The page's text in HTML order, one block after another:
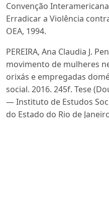
Convenção
Erradicar a Violência
OEA, 1994.
PEREIRA, Ana Claudia J.
movimento de mulheres
orixás e empregadas
social. 2016. 245f. Tese
— Instituto de Estudos
do Estado do Rio de